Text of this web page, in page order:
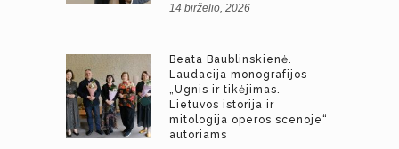
14 birželio, 2026
Beata Baublinskienė.
Laudacija monografijos
„Ugnis ir tikėjimas.
Lietuvos istorija ir
mitologija operos scenoje“
autoriams